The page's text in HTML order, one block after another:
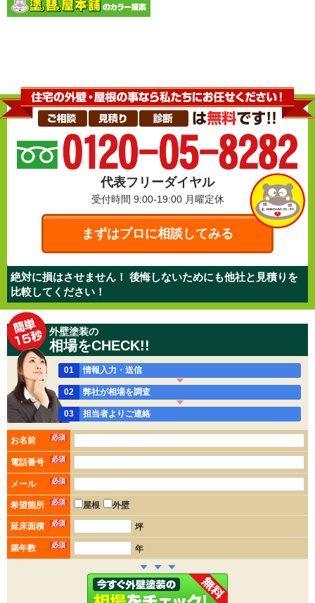
代表フリーダイヤル
受付時間 9:00-19:00 月曜定休
まずはプロに相談してみる
絶対に損はさせません！ 後悔しないためにも他社と見積りを
比較してください！
外壁塗装の
相場をCHECK!!
01 情報入力・送信
02 弊社が相場を調査
03 担当者よりご連絡
お名前 必須
電話番号 必須
メール 必須
希望箇所 必須 屋根 外壁
延床面積 必須 坪
築年数 必須 年